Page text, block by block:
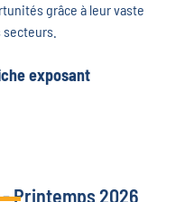
grâce à leur vaste
secteurs.
exposant
Printemps 2026